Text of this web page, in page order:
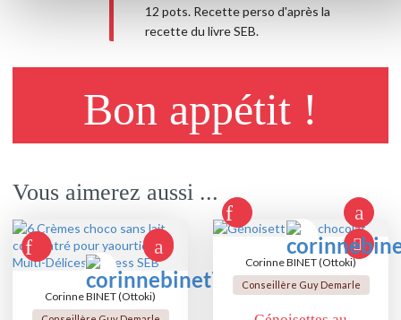
12 pots. Recette perso d'après la
recette du livre SEB.
Bon appétit !
Vous aimerez aussi ...
Corinne BINET (Ottoki)
Corinne BINET (Ottoki)
Conseillère Guy Demarle